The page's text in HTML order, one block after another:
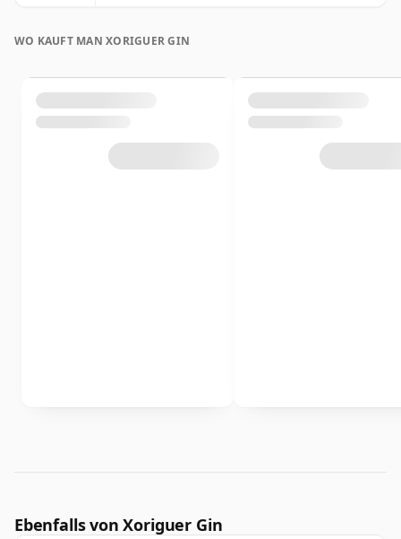
WO KAUFT MAN XORIGUER GIN
Ebenfalls von Xoriguer Gin